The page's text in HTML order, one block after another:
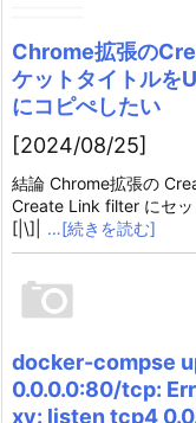
Chrome拡張の
ケットタイトルを
にコピぺしたい
[2024/08/25]
結論 Chrome拡張の
Create Link filter にセ
[|\]|
…[続きを読む]
docker-compse
0.0.0.0:80/tcp:
xy: listen tcp4